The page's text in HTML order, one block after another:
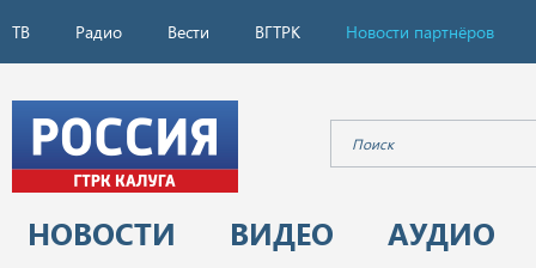
ТВ Радио Вести ВГТРК Новости партнёров
НОВОСТИ ВИДЕО
АУДИО